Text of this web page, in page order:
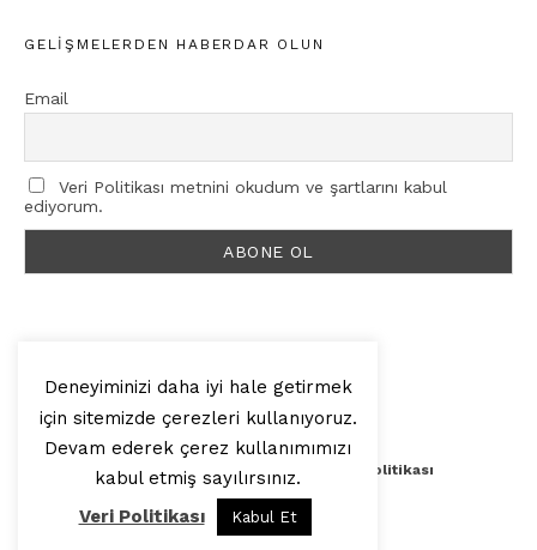
GELIŞMELERDEN HABERDAR OLUN
Email
Veri Politikası metnini okudum ve şartlarını kabul
ediyorum.
© 2025, Artilop
Künye Yazar Başvurusu Veri Politikası
Yukarı Çık
Deneyiminizi daha iyi hale getirmek
için sitemizde çerezleri kullanıyoruz.
Devam ederek çerez kullanımımızı
kabul etmiş sayılırsınız.
Veri Politikası
Kabul Et